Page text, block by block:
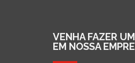
VENHA FAZER
EM NOSSA